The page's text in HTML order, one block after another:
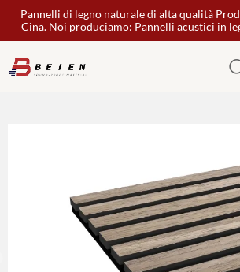
Pannelli di legno naturale di alta qualità
Cina. Noi produciamo: Pannelli acustici in